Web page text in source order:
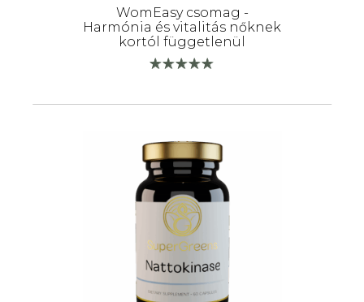
WomEasy csomag -
Harmónia és vitalitás nőknek
kortól függetlenül